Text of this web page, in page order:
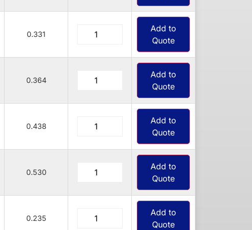
0.331
Add to
Quote
0.364
Add to
Quote
0.438
Add to
Quote
0.530
Add to
Quote
0.235
Add to
Quote